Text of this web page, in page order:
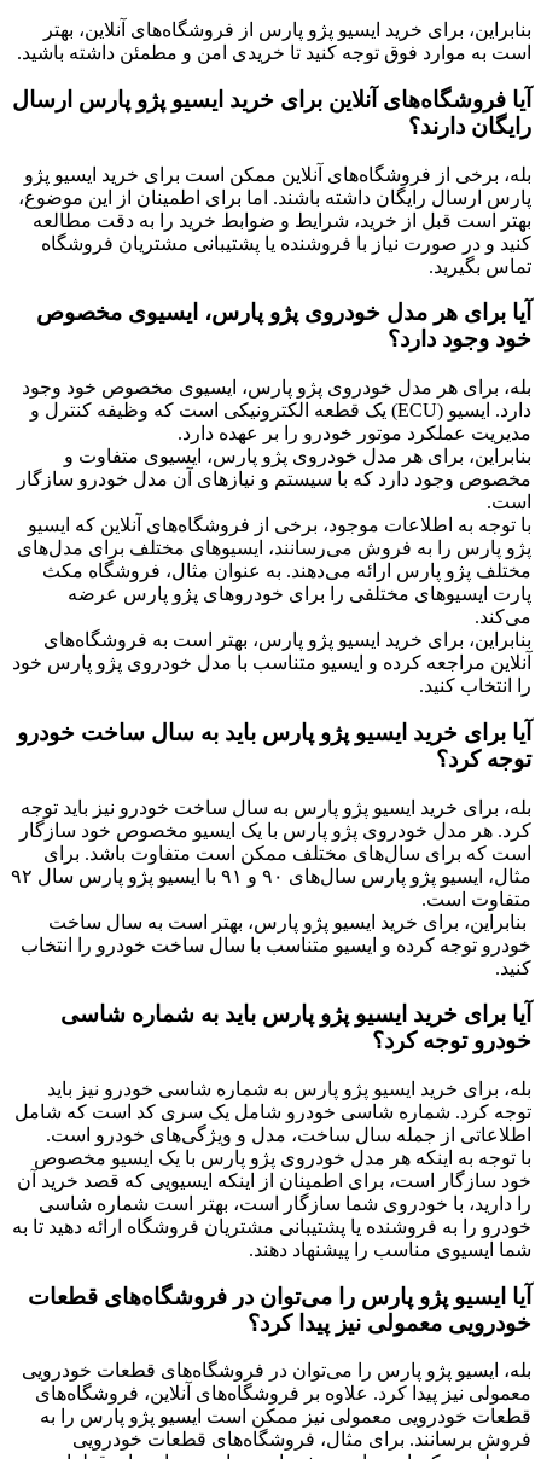
بنابراین، برای خرید ایسیو پژو پارس از فروشگاه‌های آنلاین، بهتر
است به موارد فوق توجه کنید تا خریدی امن و مطمئن داشته باشید.
آیا فروشگاه‌های آنلاین برای خرید ایسیو پژو پارس ارسال
رایگان دارند؟
بله، برخی از فروشگاه‌های آنلاین ممکن است برای خرید ایسیو پژو
پارس ارسال رایگان داشته باشند. اما برای اطمینان از این موضوع،
بهتر است قبل از خرید، شرایط و ضوابط خرید را به دقت مطالعه
کنید و در صورت نیاز با فروشنده یا پشتیبانی مشتریان فروشگاه
تماس بگیرید.
آیا برای هر مدل خودروی پژو پارس، ایسیوی مخصوص
خود وجود دارد؟
بله، برای هر مدل خودروی پژو پارس، ایسیوی مخصوص خود وجود
دارد. ایسیو (ECU) یک قطعه الکترونیکی است که وظیفه کنترل و
مدیریت عملکرد موتور خودرو را بر عهده دارد.
بنابراین، برای هر مدل خودروی پژو پارس، ایسیوی متفاوت و
مخصوص وجود دارد که با سیستم و نیازهای آن مدل خودرو سازگار
است.
با توجه به اطلاعات موجود، برخی از فروشگاه‌های آنلاین که ایسیو
پژو پارس را به فروش می‌رسانند، ایسیوهای مختلف برای مدل‌های
مختلف پژو پارس ارائه می‌دهند. به عنوان مثال، فروشگاه مکث
پارت ایسیوهای مختلفی را برای خودروهای پژو پارس عرضه
می‌کند.
بنابراین، برای خرید ایسیو پژو پارس، بهتر است به فروشگاه‌های
آنلاین مراجعه کرده و ایسیو متناسب با مدل خودروی پژو پارس خود
را انتخاب کنید.
آیا برای خرید ایسیو پژو پارس باید به سال ساخت خودرو
توجه کرد؟
بله، برای خرید ایسیو پژو پارس به سال ساخت خودرو نیز باید توجه
کرد. هر مدل خودروی پژو پارس با یک ایسیو مخصوص خود سازگار
است که برای سال‌های مختلف ممکن است متفاوت باشد. برای
مثال، ایسیو پژو پارس سال‌های ۹۰ و ۹۱ با ایسیو پژو پارس سال ۹۲
متفاوت است.
بنابراین، برای خرید ایسیو پژو پارس، بهتر است به سال ساخت
خودرو توجه کرده و ایسیو متناسب با سال ساخت خودرو را انتخاب
کنید.
آیا برای خرید ایسیو پژو پارس باید به شماره شاسی
خودرو توجه کرد؟
بله، برای خرید ایسیو پژو پارس به شماره شاسی خودرو نیز باید
توجه کرد. شماره شاسی خودرو شامل یک سری کد است که شامل
اطلاعاتی از جمله سال ساخت، مدل و ویژگی‌های خودرو است.
با توجه به اینکه هر مدل خودروی پژو پارس با یک ایسیو مخصوص
خود سازگار است، برای اطمینان از اینکه ایسیویی که قصد خرید آن
را دارید، با خودروی شما سازگار است، بهتر است شماره شاسی
خودرو را به فروشنده یا پشتیبانی مشتریان فروشگاه ارائه دهید تا به
شما ایسیوی مناسب را پیشنهاد دهند.
آیا ایسیو پژو پارس را می‌توان در فروشگاه‌های قطعات
خودرویی معمولی نیز پیدا کرد؟
بله، ایسیو پژو پارس را می‌توان در فروشگاه‌های قطعات خودرویی
معمولی نیز پیدا کرد. علاوه بر فروشگاه‌های آنلاین، فروشگاه‌های
قطعات خودرویی معمولی نیز ممکن است ایسیو پژو پارس را به
فروش برسانند. برای مثال، فروشگاه‌های قطعات خودرویی